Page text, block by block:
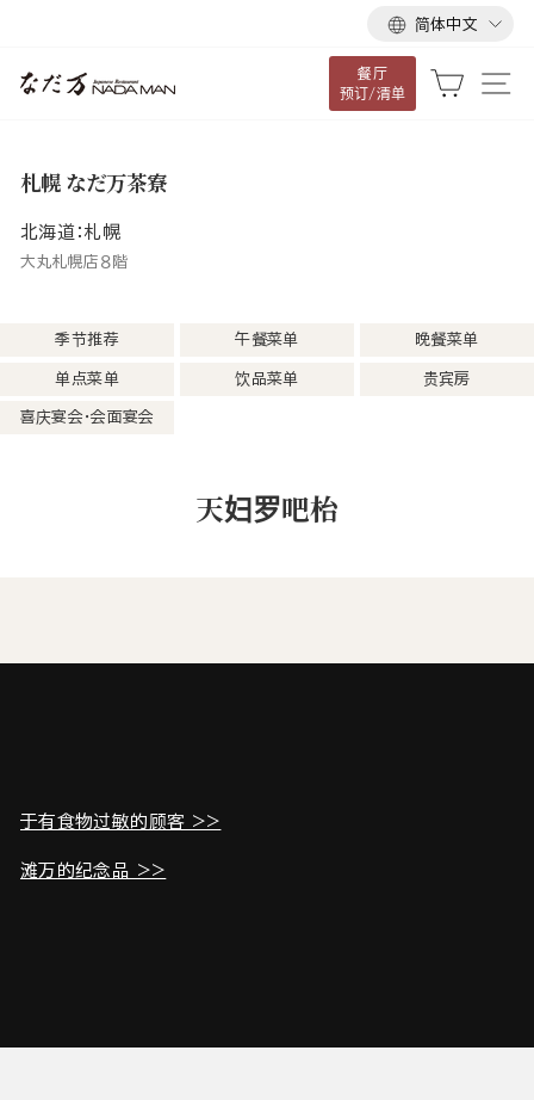
语
言
简体中文
餐厅
预订/清单
大车
札幌 なだ万茶寮
北海道：札幌
大丸札幌店８階
季节推荐 午餐菜单 晚餐菜单
单点菜单 饮品菜单 贵宾房
喜庆宴会・会面宴会
天妇罗吧枱
于有食物过敏的顾客 >>
滩万的纪念品 >>